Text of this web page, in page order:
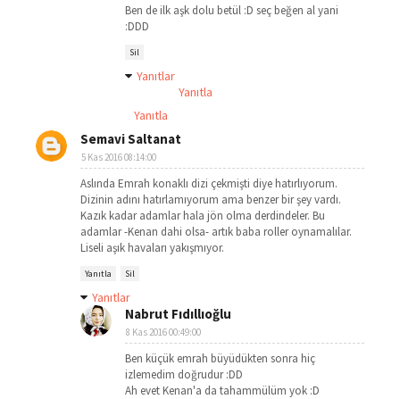
Ben de ilk aşk dolu betül :D seç beğen al yani
:DDD
Sil
Yanıtlar
Yanıtla
Yanıtla
Semavi Saltanat
5 Kas 2016 08:14:00
Aslında Emrah konaklı dizi çekmişti diye hatırlıyorum.
Dizinin adını hatırlamıyorum ama benzer bir şey vardı.
Kazık kadar adamlar hala jön olma derdindeler. Bu
adamlar -Kenan dahi olsa- artık baba roller oynamalılar.
Liseli aşık havaları yakışmıyor.
Yanıtla Sil
Yanıtlar
Nabrut Fıdıllıoğlu
8 Kas 2016 00:49:00
Ben küçük emrah büyüdükten sonra hiç
izlemedim doğrudur :DD
Ah evet Kenan'a da tahammülüm yok :D